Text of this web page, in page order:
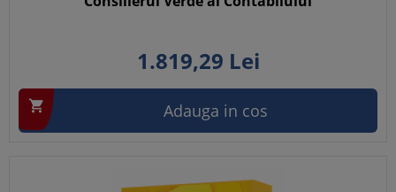
1.819,29 Lei
 Adauga in cos